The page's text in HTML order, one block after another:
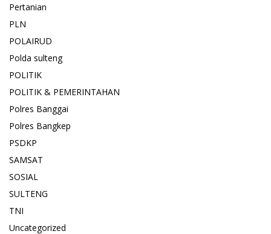
Pertanian
PLN
POLAIRUD
Polda sulteng
POLITIK
POLITIK & PEMERINTAHAN
Polres Banggai
Polres Bangkep
PSDKP
SAMSAT
SOSIAL
SULTENG
TNI
Uncategorized